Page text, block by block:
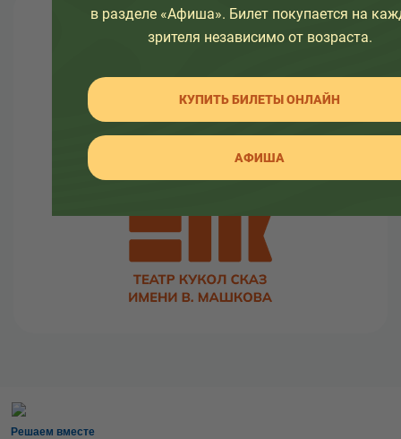
О театре
Узнайте как развивался театр в разное время, а
так же какие еще изменения ждут его.
Здесь вы так же найдете много интересной
информации об артистах театра и о закулисной
Решаем вместе
в разделе «Афиша». Билет покупается на
зрителя независимо от возраста.
КУПИТЬ БИЛЕТЫ ОНЛАЙН
АФИША